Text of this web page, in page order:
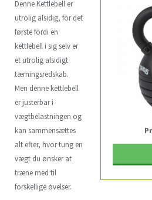
Denne Kettlebell er
utrolig alsidig, for det
første fordi en
kettlebell i sig selv er
et utrolig alsidigt
tærningsredskab.
Men denne kettlebell
er justerbar i
vægtbelastningen og
kan sammensættes
alt efter, hvor tung en
vægt du ønsker at
træne med til
forskellige øvelser.